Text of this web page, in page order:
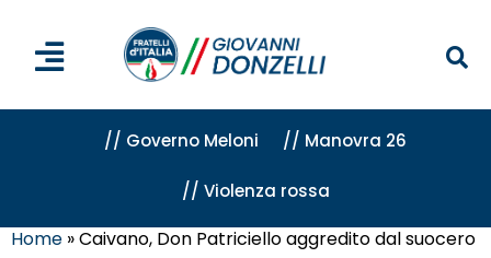
// Governo Meloni // Manovra 26
// Violenza rossa
Home »Caivano, Don Patriciello aggredito dal suocero